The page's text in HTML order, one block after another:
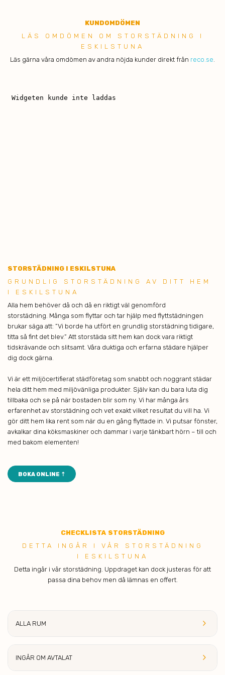
KUNDOMDÖMEN
LÄS OMDÖMEN OM STORSTÄDNING I
ESKILSTUNA
Läs gärna våra omdömen av andra nöjda kunder direkt från reco.se
STORSTÄDNING I ESKILSTUNA
GRUND LIG STORSTÄDNING AV DITT HEM
I ESKILSTUNA
Alla hem behöver då och då en riktigt väl genomförd
storstädning. Många som flyttar och tar hjälp med flyttstädningen
brukar säga att: ”Vi borde ha utfört en grundlig storstädning tidigare,
titta så fint det blev.” Att storstäda sitt hem kan dock vara riktigt
tidskrävande och slitsamt. Våra duktiga och erfarna städare hjälper
dig dock gärna.
Vi är ett miljöcertifierat städföretag som snabbt och noggrant städar
hela ditt hem med miljövänliga produkter. Själv kan du bara luta dig
tillbaka och se på när bostaden blir som ny. Vi har många års
erfarenhet av storstädning och vet exakt vilket resultat du vill ha. Vi
gör ditt hem lika rent som när du en gång flyttade in. Vi putsar fönster,
avkalkar dina köksmaskiner och dammar i varje tänkbart hörn – till och
med bakom elementen!
BOKA ONLINE ⇡
CHECKLISTA STORSTÄDNING
DETTA INGÅR I VÅR ST ORSTÄDNING
I ESKILSTUNA
Detta ingår i vår storstädning. Uppdraget kan dock justeras för att
passa dina behov men då lämnas en offert.
keyboard_arrow_right
ALLA RUM
keyboard_arrow_right
INGÅR OM AVTAL AT